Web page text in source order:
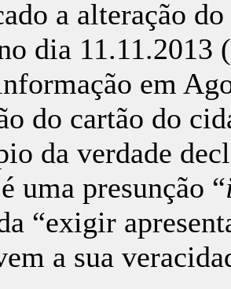
a alteração
dia 11.11.2013
em
do cartão do
da verdade
uma presunção “
“exigir
a sua